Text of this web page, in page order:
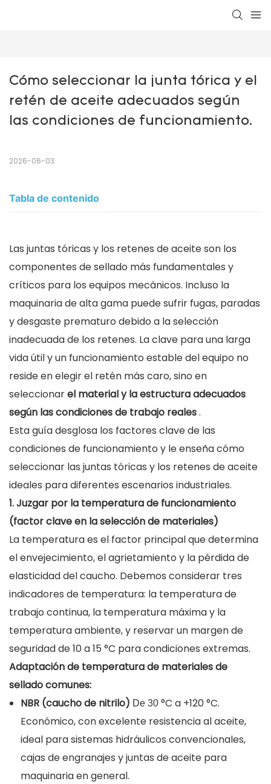
Cómo seleccionar la junta tórica y el
retén de aceite adecuados según
las condiciones de funcionamiento.
2026-06-03
Tabla de contenido
Las juntas tóricas y los retenes de aceite son los
componentes de sellado más fundamentales y
críticos para los equipos mecánicos. Incluso la
maquinaria de alta gama puede sufrir fugas, paradas
y desgaste prematuro debido a la selección
inadecuada de los retenes. La clave para una larga
vida útil y un funcionamiento estable del equipo no
reside en elegir el retén más caro, sino en
seleccionarel material y la estructura adecuados
según las condiciones de trabajo reales.
Esta guía desglosa los factores clave de las
condiciones de funcionamiento y le enseña cómo
seleccionar las juntas tóricas y los retenes de aceite
ideales para diferentes escenarios industriales.
1. Juzgar por la temperatura de funcionamiento
(factor clave en la selección de materiales)
La temperatura es el factor principal que determina
el envejecimiento, el agrietamiento y la pérdida de
elasticidad del caucho. Debemos considerar tres
indicadores de temperatura: la temperatura de
trabajo continua, la temperatura máxima y la
temperatura ambiente, y reservar un margen de
seguridad de 10 a 15 °C para condiciones extremas.
Adaptación de temperatura de materiales de
sellado comunes:
NBR (caucho de nitrilo) De 30 °C a +120 °C.
Económico, con excelente resistencia al aceite,
ideal para sistemas hidráulicos convencionales,
cajas de engranajes y juntas de aceite para
maquinaria en general.